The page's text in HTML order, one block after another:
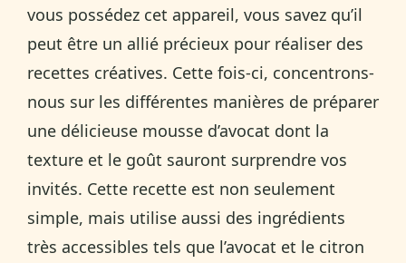
vous possédez cet appareil, vous savez qu’il
peut être un allié précieux pour réaliser des
recettes créatives. Cette fois-ci, concentrons-
nous sur les différentes manières de préparer
une délicieuse mousse d’avocat dont la
texture et le goût sauront surprendre vos
invités. Cette recette est non seulement
simple, mais utilise aussi des ingrédients
très accessibles tels que l’avocat et le citron